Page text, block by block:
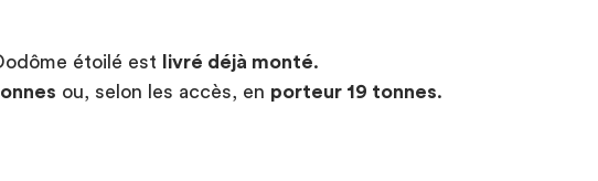
étoilé est livré déjà monté.
ou, selon les accès, en porteur 19 tonnes.